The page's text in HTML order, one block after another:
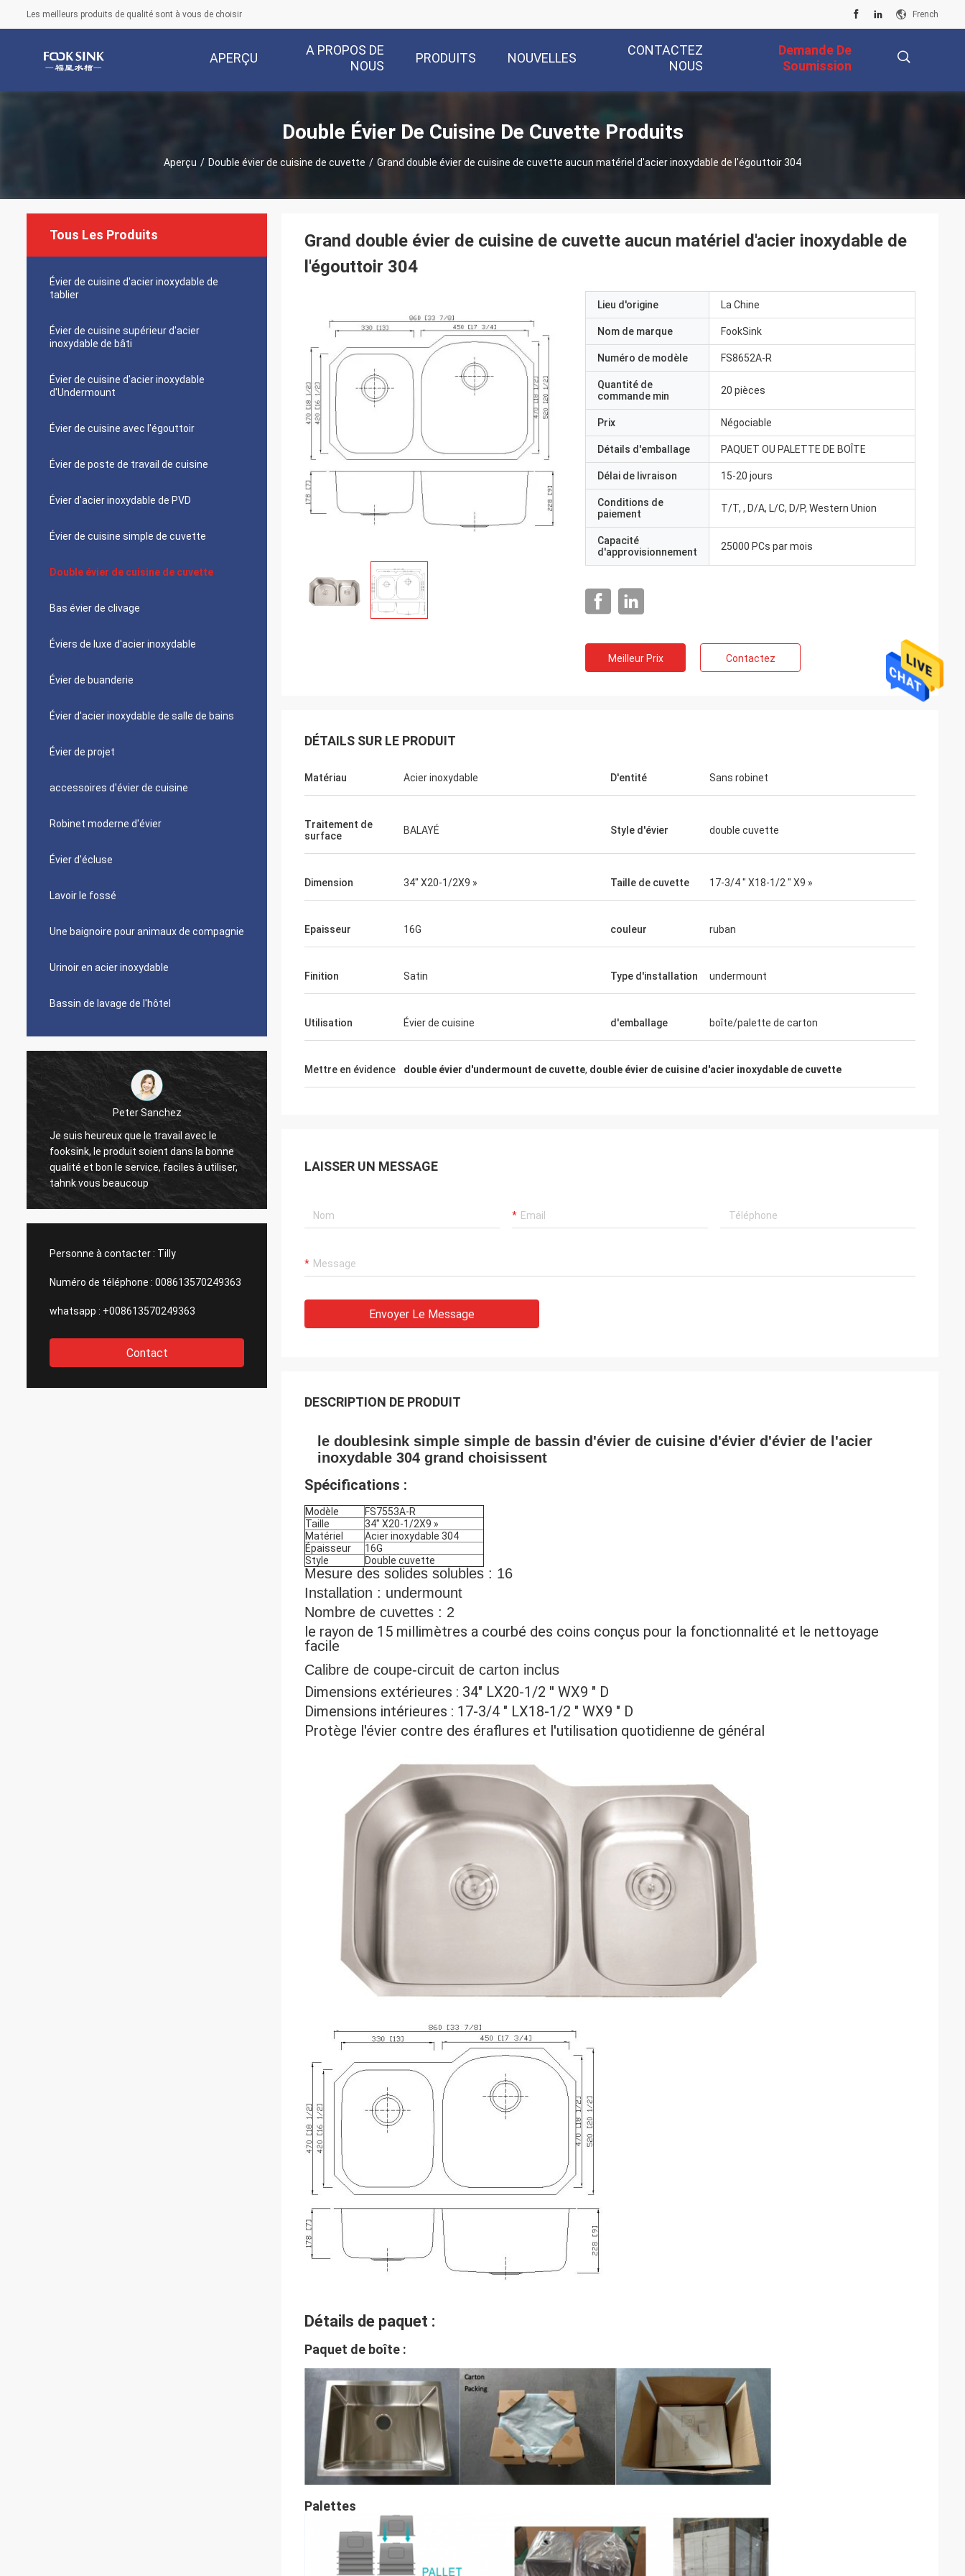
Les meilleurs produits de qualité sont à vous de choisir French
APERÇU
A PROPOS DE
NOUS
PRODUITS NOUVELLES
CONTACTEZ
NOUS
Demande De
Soumission
Double Évier De Cuisine De Cuvette Produits
Aperçu / Double évier de cuisine de cuvette / Grand double évier de cuisine de cuvette aucun matériel d'acier inoxydable de l'égouttoir 304
Tous Les Produits
Évier de cuisine d'acier inoxydable de
tablier
Évier de cuisine supérieur d'acier
inoxydable de bâti
Évier de cuisine d'acier inoxydable
d'Undermount
Évier de cuisine avec l'égouttoir
Évier de poste de travail de cuisine
Évier d'acier inoxydable de PVD
Évier de cuisine simple de cuvette
Double évier de cuisine de cuvette
Bas évier de clivage
Éviers de luxe d'acier inoxydable
Évier de buanderie
Évier d'acier inoxydable de salle de bains
Évier de projet
accessoires d'évier de cuisine
Robinet moderne d'évier
Évier d'écluse
Lavoir le fossé
Une baignoire pour animaux de compagnie
Urinoir en acier inoxydable
Bassin de lavage de l'hôtel
Sanchez
que le travail avec le
soient dans la bonne
service, faciles à utiliser,
Il est grand. Nous l'aimons. Les coins ne
sont pas trop pointus ainsi il est facile de
nettoyer. Les supports peuvent être une
douleur à nettoyer mais combinaison que
je les aime. La section plus petite est
toujours une taille convenable. Elle
et utile, ils sont très soin au sujet de ce
Personne à contacter : Tilly
Numéro de téléphone : 008613570249363
whatsapp : +008613570249363
Contact
Grand double évier de cuisine de cuvette aucun matériel d'acier inoxydable de
l'égouttoir 304
Lieu d'origine La Chine
Nom de marque FookSink
Numéro de modèle FS8652A-R
Quantité de
commande min
20 pièces
Prix Négociable
Détails d'emballage PAQUET OU PALETTE DE BOÎTE
Délai de livraison 15-20 jours
Conditions de
paiement
T/T, , D/A, L/C, D/P, Western Union
Capacité
d'approvisionnement
25000 PCs par mois
Meilleur Prix Contactez
DÉTAILS SUR LE PRODUIT
Matériau Acier inoxydable D'entité Sans robinet
Traitement de
surface
BALAYÉ Style d'évier double cuvette
Dimension 34" X20-1/2X9 » Taille de cuvette 17-3/4 " X18-1/2 " X9 »
Epaisseur 16G couleur ruban
Finition Satin Type d'installation undermount
Utilisation Évier de cuisine d'emballage boîte/palette de carton
Mettre en évidence double évier d'undermount de cuvette, double évier de cuisine d'acier inoxydable de cuvette
LAISSER UN MESSAGE
Envoyer Le Message
DESCRIPTION DE PRODUIT
le doublesink simple simple de bassin d'évier de cuisine d'évier d'évier de l'acier
inoxydable 304 grand choisissent
Spécifications :
Modèle
FS7553A-R
Taille
34" X20-1/2X9 »
Matériel
Acier inoxydable 304
Épaisseur
16G
Style
Double cuvette
Mesure des solides solubles : 16
Installation : undermount
Nombre de cuvettes : 2
le rayon de 15 millimètres a courbé des coins conçus pour la fonctionnalité et le nettoyage
facile
Calibre de coupe-circuit de carton inclus
Dimensions extérieures : 34" LX20-1/2 '' WX9 " D
Dimensions intérieures : 17-3/4 " LX18-1/2 " WX9 " D
Protège l'évier contre des éraflures et l'utilisation quotidienne de général
Détails de paquet :
Paquet de boîte :
Palettes